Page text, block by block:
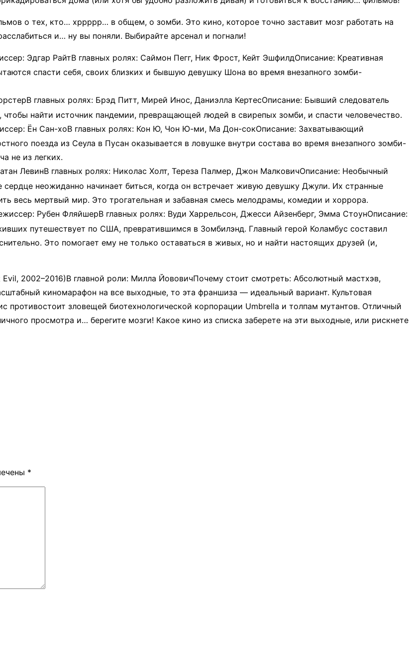
о тех, кто… хррррр… в общем, о зомби. Это кино, которое точно заставит мозг работать на
и… ну вы поняли. Выбирайте арсенал и погнали!
Эдгар Райт​В главных ролях: Саймон Пегг, Ник Фрост, Кейт Эшфилд​Описание: Креативная
спасти себя, своих близких и бывшую девушку Шона во время внезапного зомби-
главных ролях: Брэд Питт, Мирей Инос, Даниэлла Кертес​Описание: Бывший следователь
найти источник пандемии, превращающей людей в свирепых зомби, и спасти человечество.​
Ён Сан-хо​В главных ролях: Кон Ю, Чон Ю-ми, Ма Дон-сок​Описание: Захватывающий
поезда из Сеула в Пусан оказывается в ловушке внутри состава во время внезапного зомби-
не из легких.​
Левин​В главных ролях: Николас Холт, Тереза Палмер, Джон Малкович​Описание: Необычный
неожиданно начинает биться, когда он встречает живую девушку Джули. Их странные
весь мертвый мир. Это трогательная и забавная смесь мелодрамы, комедии и хоррора.​
Рубен Фляйшер​В главных ролях: Вуди Харрельсон, Джесси Айзенберг, Эмма Стоун​Описание:
путешествует по США, превратившимся в Зомбилэнд. Главный герой Коламбус составил
Это помогает ему не только оставаться в живых, но и найти настоящих друзей (и,
2002–2016)​В главной роли: Милла Йовович​Почему стоит смотреть: Абсолютный мастхэв,
киномарафон на все выходные, то эта франшиза — идеальный вариант. Культовая
противостоит зловещей биотехнологической корпорации Umbrella и толпам мутантов. Отличный
просмотра и… берегите мозги! Какое кино из списка заберете на эти выходные, или рискнете
*